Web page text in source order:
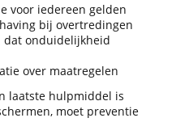
voor iedereen gelden
bij overtredingen
dat onduidelijkheid
over maatregelen
laatste hulpmiddel is
moet preventie